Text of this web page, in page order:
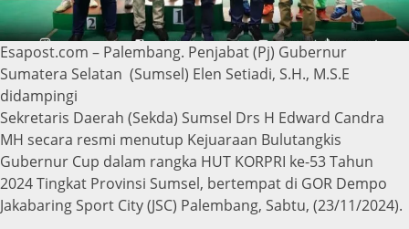
Esapost.com – Palembang. Penjabat (Pj) Gubernur
Sumatera Selatan (Sumsel) Elen Setiadi, S.H., M.S.E
didampingi
Sekretaris Daerah (Sekda) Sumsel Drs H Edward Candra
MH secara resmi menutup Kejuaraan Bulutangkis
Gubernur Cup dalam rangka HUT KORPRI ke-53 Tahun
2024 Tingkat Provinsi Sumsel, bertempat di GOR Dempo
Jakabaring Sport City (JSC) Palembang, Sabtu, (23/11/2024).